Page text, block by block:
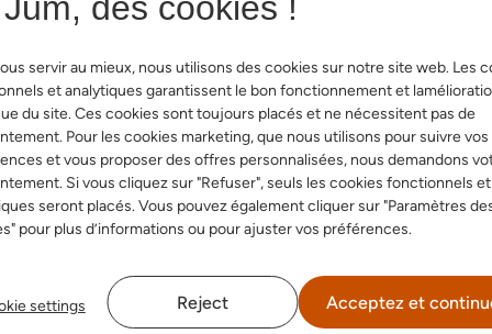
servir au mieux, nous utilisons des cookies sur notre site web. Les
et analytiques garantissent le bon fonctionnement et
du site. Ces cookies sont toujours placés et ne nécessitent pas de
Pour les cookies marketing, que nous utilisons pour suivre vos
et vous proposer des offres personnalisées, nous demandons
Si vous cliquez sur "Refuser", seuls les cookies fonctionnels et
seront placés. Vous pouvez également cliquer sur "Paramètres
pour plus d’informations ou pour ajuster vos préférences.
settings Reject Acceptez et
clients
fréquentes
et livraison
paiement
confidentialité
Compte
Mon compte
Créer un compte
Questions fréquentes
Baskets
Ballerines
Sacs